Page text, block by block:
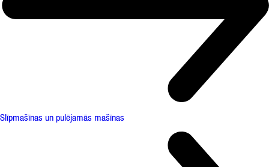
Slīpmašīnas un pulējamās mašīnas